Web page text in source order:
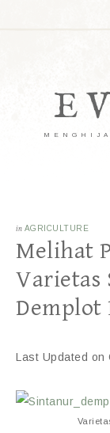
in AGRICULTURE
Melihat
Varietas
Demplot
Last Updated on